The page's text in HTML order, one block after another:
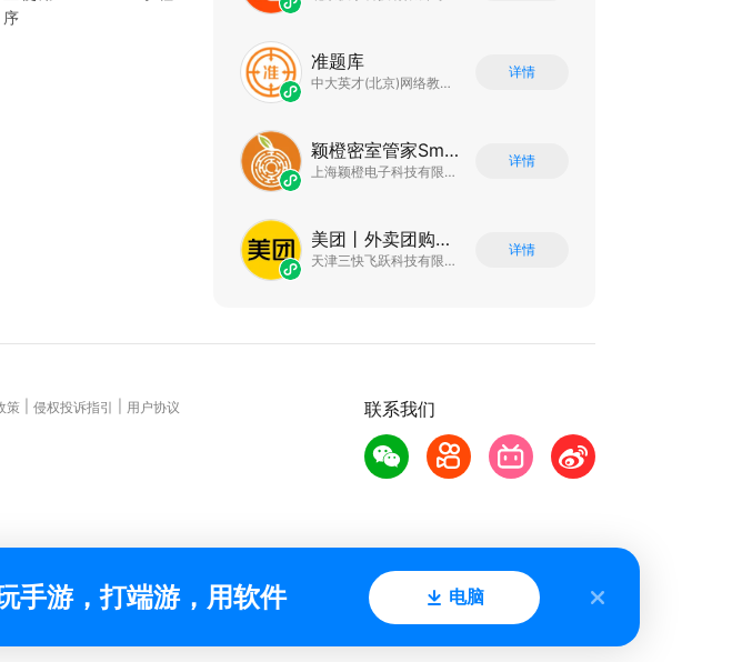
序
准题库
中大英才(北京)网络教育科技有限公司
详情
颖橙密室管家SmartOrange
上海颖橙电子科技有限公司
详情
美团丨外卖团购特价美食酒店电影
天津三快飞跃科技有限公司
详情
联系我们
策 侵权投诉指引
用户协议
手游，打端游，用软件 电脑